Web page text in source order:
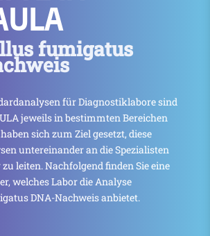
fumigatus
für Diagnostiklabore sind
jeweils in bestimmten Bereichen
sich zum Ziel gesetzt, diese
untereinander an die Spezialisten
leiten. Nachfolgend finden Sie eine
welches Labor die Analyse
DNA-Nachweis anbietet.